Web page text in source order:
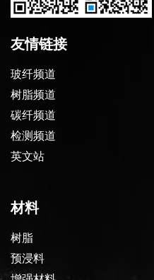
友情链接
玻纤频道
树脂频道
碳纤频道
检测频道
英文站
材料
树脂
预浸料